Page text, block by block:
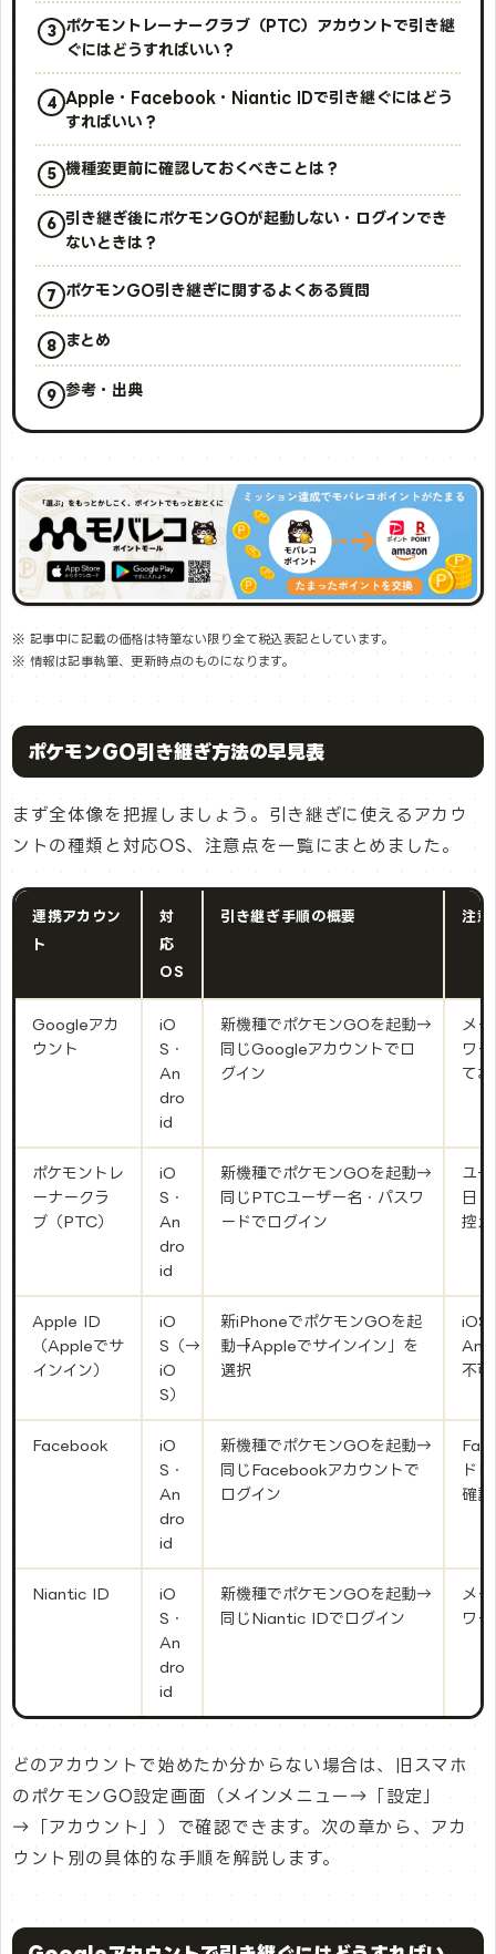
ポケモントレーナークラブ（PTC）アカウントで引き継
ぐにはどうすればいい？
Apple・Facebook・Niantic IDで引き継ぐにはどう
すればいい？
機種変更前に確認しておくべきことは？
引き継ぎ後にポケモンGOが起動しない・ログインでき
ないときは？
ポケモンGO引き継ぎに関するよくある質問
まとめ
参考・出典
※ 記事中に記載の価格は特筆ない限り全て税込表記としています。
※ 情報は記事執筆、更新時点のものになります。
ポケモンGO引き継ぎ方法の早見表
まず全体像を把握しましょう。引き継ぎに使えるアカウ
ントの種類と対応OS、注意点を一覧にまとめました。
連携アカウン
ト
対
応
OS
引き継ぎ手順の概要 注意
Googleアカ
ウント
iO
S・
An
dro
id
新機種でポケモンGOを起動→
同じGoogleアカウントでロ
グイン
メ
ワ
てお
ポケモントレ
ーナークラ
ブ（PTC）
iO
S・
An
dro
id
新機種でポケモンGOを起動→
同じPTCユーザー名・パスワ
ードでログイン
ユ
日
控え
Apple ID
（Appleでサ
インイン）
iO
S（→
iO
S）
新iPhoneでポケモンGOを起
動→「Appleでサインイン」を
選択
iOS
不可
Facebook
iO
S・
An
dro
id
新機種でポケモンGOを起動→
同じFacebookアカウントで
ログイン
ド
確認
Niantic ID
iO
S・
An
dro
id
新機種でポケモンGOを起動→
同じNiantic IDでログイン
メ
ワ
どのアカウントで始めたか分からない場合は、旧スマホ
のポケモンGO設定画面（メインメニュー→「設定」
→「アカウント」）で確認できます。次の章から、アカ
ウント別の具体的な手順を解説します。